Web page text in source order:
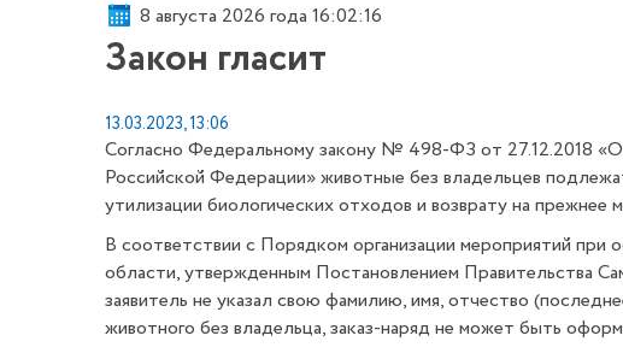
8 августа 2026 года 16:02:17
Закон гласит
13.03.2023, 13:06
Согласно Федеральному закону № 498-ФЗ от 27.12.2018
Российской Федерации» животные без владельцев
утилизации биологических отходов и возврату на прежнее
В соответствии с Порядком организации мероприятий
области, утвержденным Постановлением Правительства
заявитель не указал свою фамилию, имя, отчество
животного без владельца, заказ-наряд не может быть